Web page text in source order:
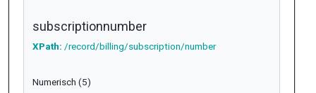
subscriptionnumber
XPath: /record/billing/subscription/number
Numerisch (5)